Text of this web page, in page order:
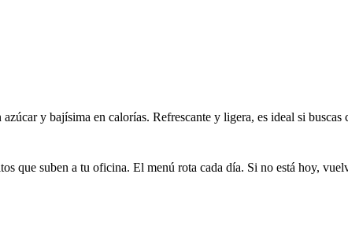
y bajísima en calorías. Refrescante y ligera, es ideal si
que suben a tu oficina. El menú rota cada día. Si no está hoy,